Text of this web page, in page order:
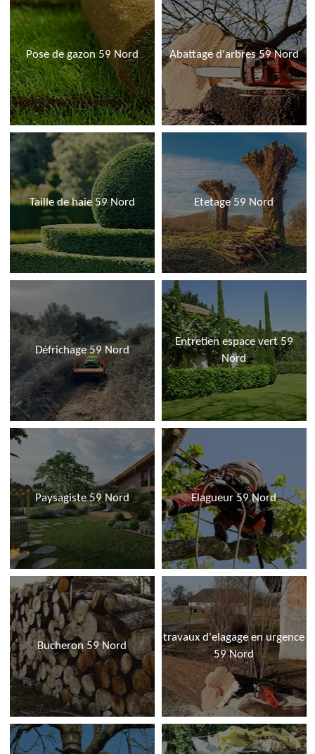
Pose de gazon 59 Nord Abattage d'arbres 59 Nord
Taille de haie 59 Nord Etetage 59 Nord
Défrichage 59 Nord
Entretien espace vert 59
Nord
Paysagiste 59 Nord Elagueur 59 Nord
Bucheron 59 Nord
travaux d'elagage en urgence
59 Nord